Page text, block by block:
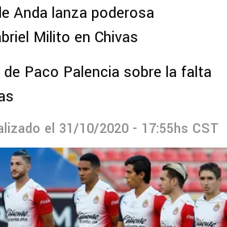
Anda lanza poderosa
Milito en Chivas
Paco Palencia sobre la falta
el 31/10/2020 - 17:55hs CST